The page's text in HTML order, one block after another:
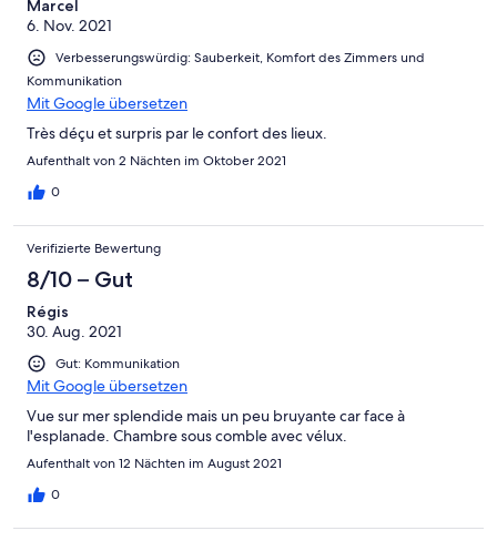
Marcel
6. Nov. 2021
Verbesserungswürdig: Sauberkeit, Komfort des Zimmers und
Kommunikation
Mit Google übersetzen
Très déçu et surpris par le confort des lieux.
Aufenthalt von 2 Nächten im Oktober 2021
0
Verifizierte Bewertung
8/10 – Gut
Régis
30. Aug. 2021
Gut: Kommunikation
Mit Google übersetzen
Vue sur mer splendide mais un peu bruyante car face à
l'esplanade. Chambre sous comble avec vélux.
Aufenthalt von 12 Nächten im August 2021
0